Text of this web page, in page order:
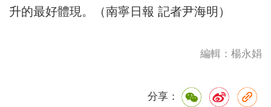
升的最好體現。（南寧日報 記者尹海明）
編輯：楊永娟
分享：